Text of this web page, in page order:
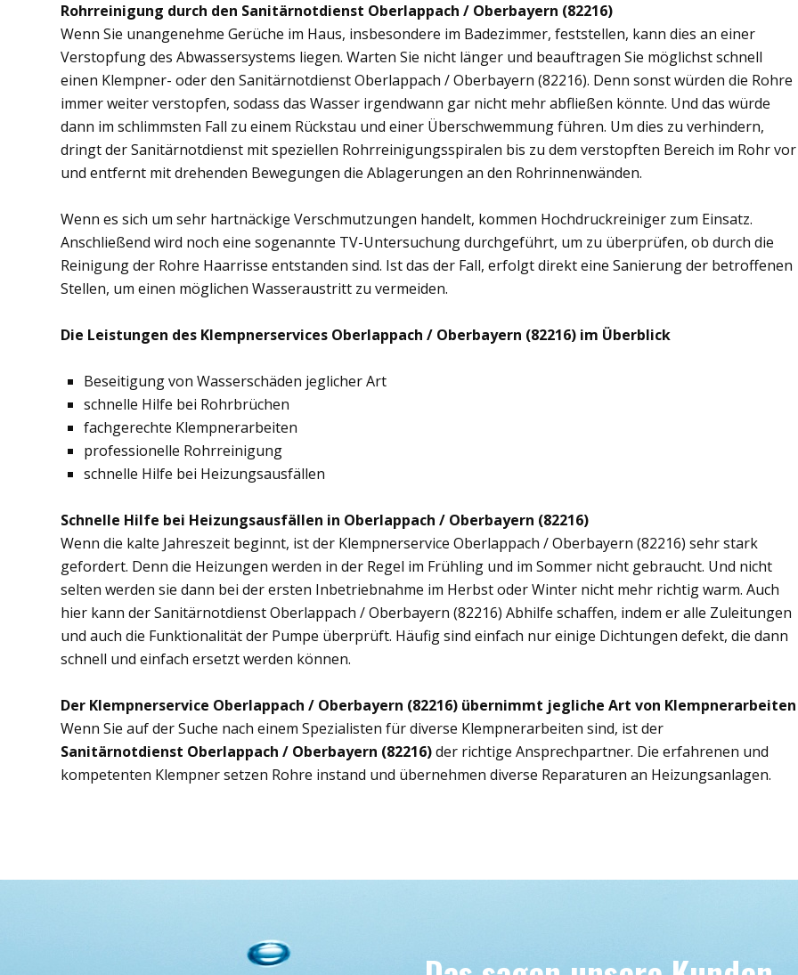
Rohrreinigung durch den Sanitärnotdienst Oberlappach / Oberbayern (82216)
Wenn Sie unangenehme Gerüche im Haus, insbesondere im Badezimmer, feststellen, kann dies an einer
Verstopfung des Abwassersystems liegen. Warten Sie nicht länger und beauftragen Sie möglichst schnell
einen Klempner- oder den Sanitärnotdienst Oberlappach / Oberbayern (82216). Denn sonst würden die Rohre
immer weiter verstopfen, sodass das Wasser irgendwann gar nicht mehr abfließen könnte. Und das würde
dann im schlimmsten Fall zu einem Rückstau und einer Überschwemmung führen. Um dies zu verhindern,
dringt der Sanitärnotdienst mit speziellen Rohrreinigungsspiralen bis zu dem verstopften Bereich im Rohr vor
und entfernt mit drehenden Bewegungen die Ablagerungen an den Rohrinnenwänden.
Wenn es sich um sehr hartnäckige Verschmutzungen handelt, kommen Hochdruckreiniger zum Einsatz.
Anschließend wird noch eine sogenannte TV-Untersuchung durchgeführt, um zu überprüfen, ob durch die
Reinigung der Rohre Haarrisse entstanden sind. Ist das der Fall, erfolgt direkt eine Sanierung der betroffenen
Stellen, um einen möglichen Wasseraustritt zu vermeiden.
Die Leistungen des Klempnerservices Oberlappach / Oberbayern (82216) im Überblick
Beseitigung von Wasserschäden jeglicher Art
schnelle Hilfe bei Rohrbrüchen
fachgerechte Klempnerarbeiten
professionelle Rohrreinigung
schnelle Hilfe bei Heizungsausfällen
Schnelle Hilfe bei Heizungsausfällen in Oberlappach / Oberbayern (82216)
Wenn die kalte Jahreszeit beginnt, ist der Klempnerservice Oberlappach / Oberbayern (82216) sehr stark
gefordert. Denn die Heizungen werden in der Regel im Frühling und im Sommer nicht gebraucht. Und nicht
selten werden sie dann bei der ersten Inbetriebnahme im Herbst oder Winter nicht mehr richtig warm. Auch
hier kann der Sanitärnotdienst Oberlappach / Oberbayern (82216) Abhilfe schaffen, indem er alle Zuleitungen
und auch die Funktionalität der Pumpe überprüft. Häufig sind einfach nur einige Dichtungen defekt, die dann
schnell und einfach ersetzt werden können.
Der Klempnerservice Oberlappach / Oberbayern (82216) übernimmt jegliche Art von Klempnerarbeiten
Wenn Sie auf der Suche nach einem Spezialisten für diverse Klempnerarbeiten sind, ist der
Sanitärnotdienst Oberlappach / Oberbayern (82216)der richtige Ansprechpartner. Die erfahrenen und
kompetenten Klempner setzen Rohre instand und übernehmen diverse Reparaturen an Heizungsanlagen.